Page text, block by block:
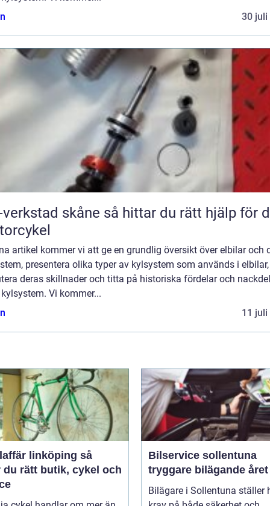
30 juli
skåne så hittar du rätt hjälp för din
artikel kommer vi att ge en grundlig översikt över elbilar och
presentera olika typer av kylsystem som används i elbilar,
deras skillnader och titta på historiska fördelar och
Vi kommer...
11 juli
linköping så
du rätt butik, cykel och
Bilservice sollentuna
tryggare bilägande
Bilägare i Sollentuna ställer